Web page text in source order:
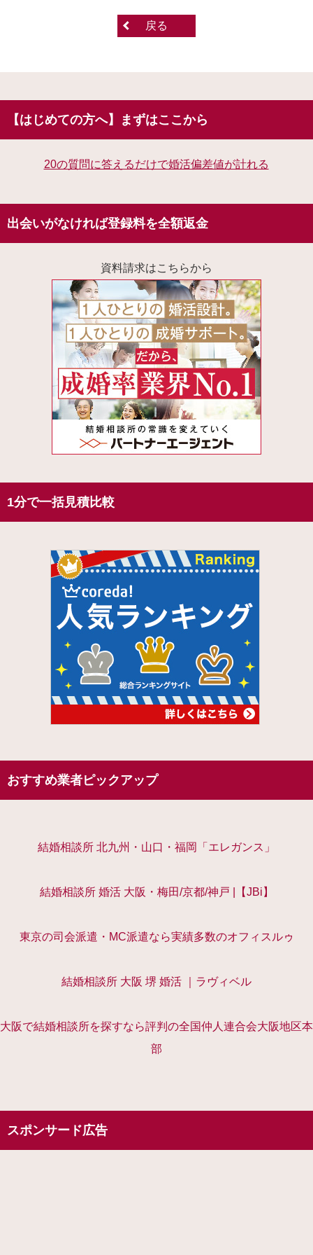
戻る
【はじめての方へ】まずはここから
20の質問に答えるだけで婚活偏差値が計れる
出会いがなければ登録料を全額返金
資料請求はこちらから
1分で一括見積比較
おすすめ業者ピックアップ
結婚相談所 北九州・山口・福岡「エレガンス」
結婚相談所 婚活 大阪・梅田/京都/神戸 |【JBi】
東京の司会派遣・MC派遣なら実績多数のオフィスルゥ
結婚相談所 大阪 堺 婚活 ｜ラヴィベル
大阪で結婚相談所を探すなら評判の全国仲人連合会大阪地区本
部
スポンサード広告